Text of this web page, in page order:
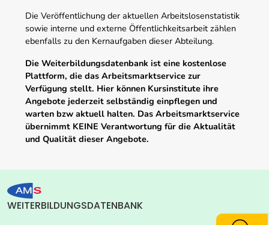
Die Veröffentlichung der aktuellen Arbeitslosenstatistik
sowie interne und externe Öffentlichkeitsarbeit zählen
ebenfalls zu den Kernaufgaben dieser Abteilung.
Die Weiterbildungsdatenbank ist eine kostenlose
Plattform, die das Arbeitsmarktservice zur
Verfügung stellt. Hier können Kursinstitute ihre
Angebote jederzeit selbständig einpflegen und
warten bzw aktuell halten. Das Arbeitsmarktservice
übernimmt KEINE Verantwortung für die Aktualität
und Qualität dieser Angebote.
WEITERBILDUNGSDATENBANK